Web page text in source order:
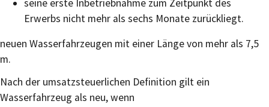
seine erste Inbetriebnahme zum Zeitpunkt des
Erwerbs nicht mehr als sechs Monate zurückliegt.
neuen Wasserfahrzeugen mit einer Länge von mehr als 7,5
m.
Nach der umsatzsteuerlichen Definition gilt ein
Wasserfahrzeug als neu, wenn